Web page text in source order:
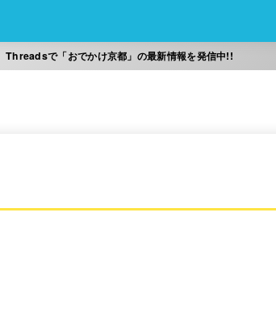
Threadsで「おでかけ京都」の最新情報を発信中!!